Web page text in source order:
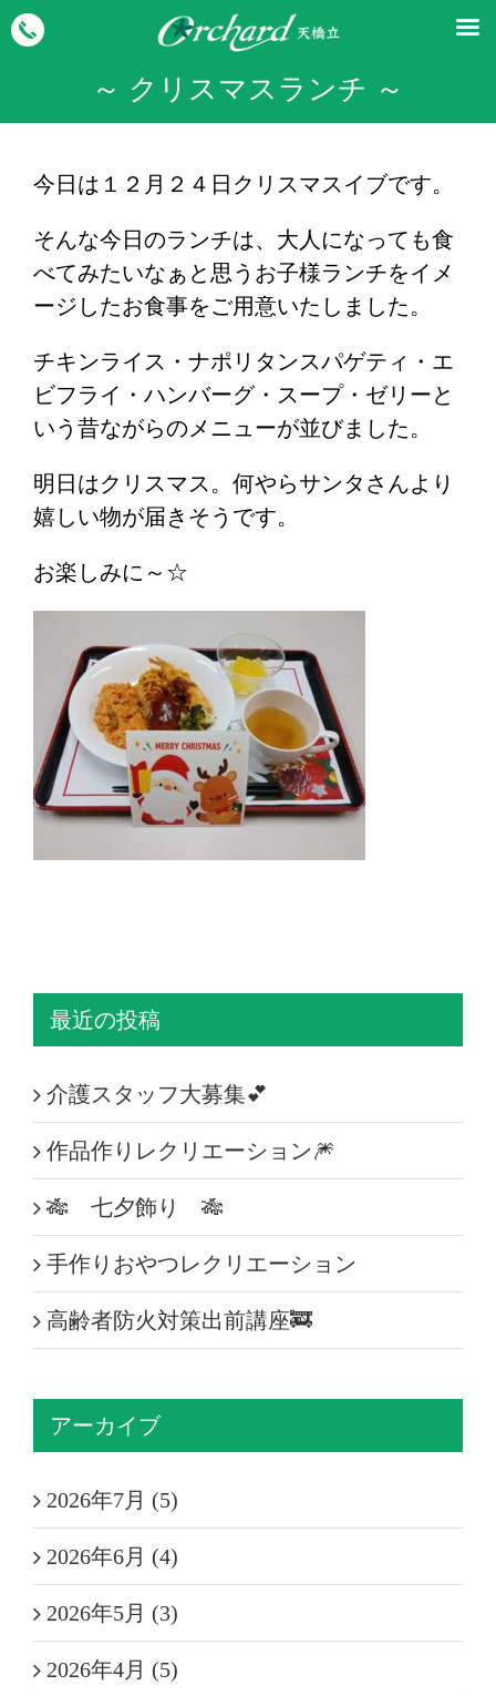
～ クリスマスランチ ～
今日は１２月２４日クリスマスイブです。
そんな今日のランチは、大人になっても食
べてみたいなぁと思うお子様ランチをイメ
ージしたお食事をご用意いたしました。
チキンライス・ナポリタンスパゲティ・エ
ビフライ・ハンバーグ・スープ・ゼリーと
いう昔ながらのメニューが並びました。
明日はクリスマス。何やらサンタさんより
嬉しい物が届きそうです。
お楽しみに～☆
最近の投稿
介護スタッフ大募集💕
作品作りレクリエーション🎆
🎋 七夕飾り 🎋
手作りおやつレクリエーション
高齢者防火対策出前講座🚒
アーカイブ
2026年7月 (5)
2026年6月 (4)
2026年5月 (3)
2026年4月 (5)